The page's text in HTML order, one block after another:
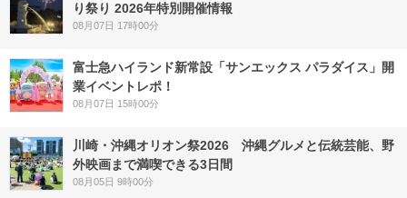
り祭り 2026年特別開催情報
08月07日 17時00分
富士急ハイランド新常設「サンエックス パラダイス」開
業イベントレポ！
08月07日 15時00分
川崎・沖縄オリオン祭2026 沖縄グルメと伝統芸能、野
外映画まで満喫できる3日間
08月05日 9時00分